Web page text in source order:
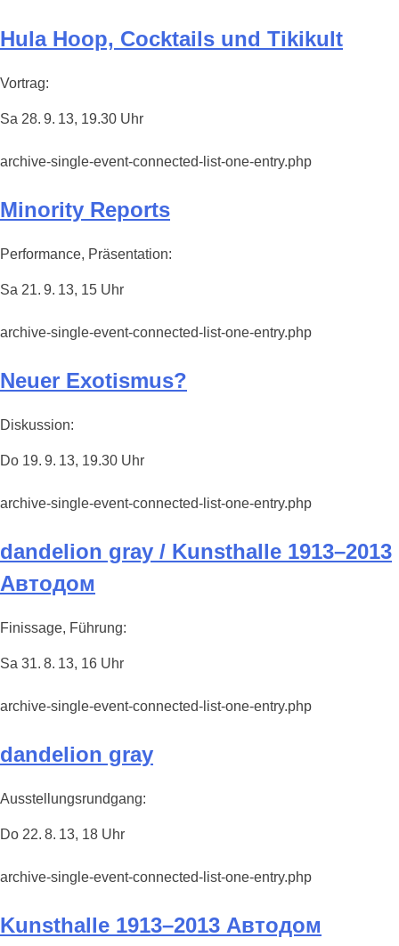
Hula Hoop, Cocktails und Tikikult
Vortrag:
Sa 28. 9. 13, 19.30 Uhr
archive-single-event-connected-list-one-entry.php
Minority Reports
Performance, Präsentation:
Sa 21. 9. 13, 15 Uhr
archive-single-event-connected-list-one-entry.php
Neuer Exotismus?
Diskussion:
Do 19. 9. 13, 19.30 Uhr
archive-single-event-connected-list-one-entry.php
dandelion gray / Kunsthalle 1913–2013
Автодом
Finissage, Führung:
Sa 31. 8. 13, 16 Uhr
archive-single-event-connected-list-one-entry.php
dandelion gray
Ausstellungsrundgang:
Do 22. 8. 13, 18 Uhr
archive-single-event-connected-list-one-entry.php
Kunsthalle 1913–2013 Автодом